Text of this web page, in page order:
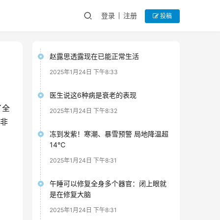
登录 注册 投稿
全
赵露思透露现在已能正常生活
2025年1月24日 下午8:33
医生说这6种病是衰老的表现
2025年1月24日 下午8:32
冻到发紫！寒潮、暴雪预警 局地降温超
14℃
2025年1月24日 下午8:31
午睡可以修复全身多个器官：闭上眼就
是在修复大脑
2025年1月24日 下午8:31